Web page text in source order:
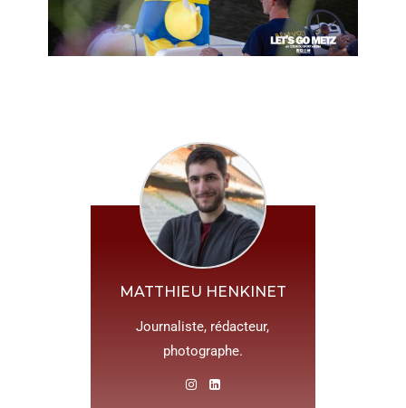
MATTHIEU HENKINET
Journaliste, rédacteur,
photographe.